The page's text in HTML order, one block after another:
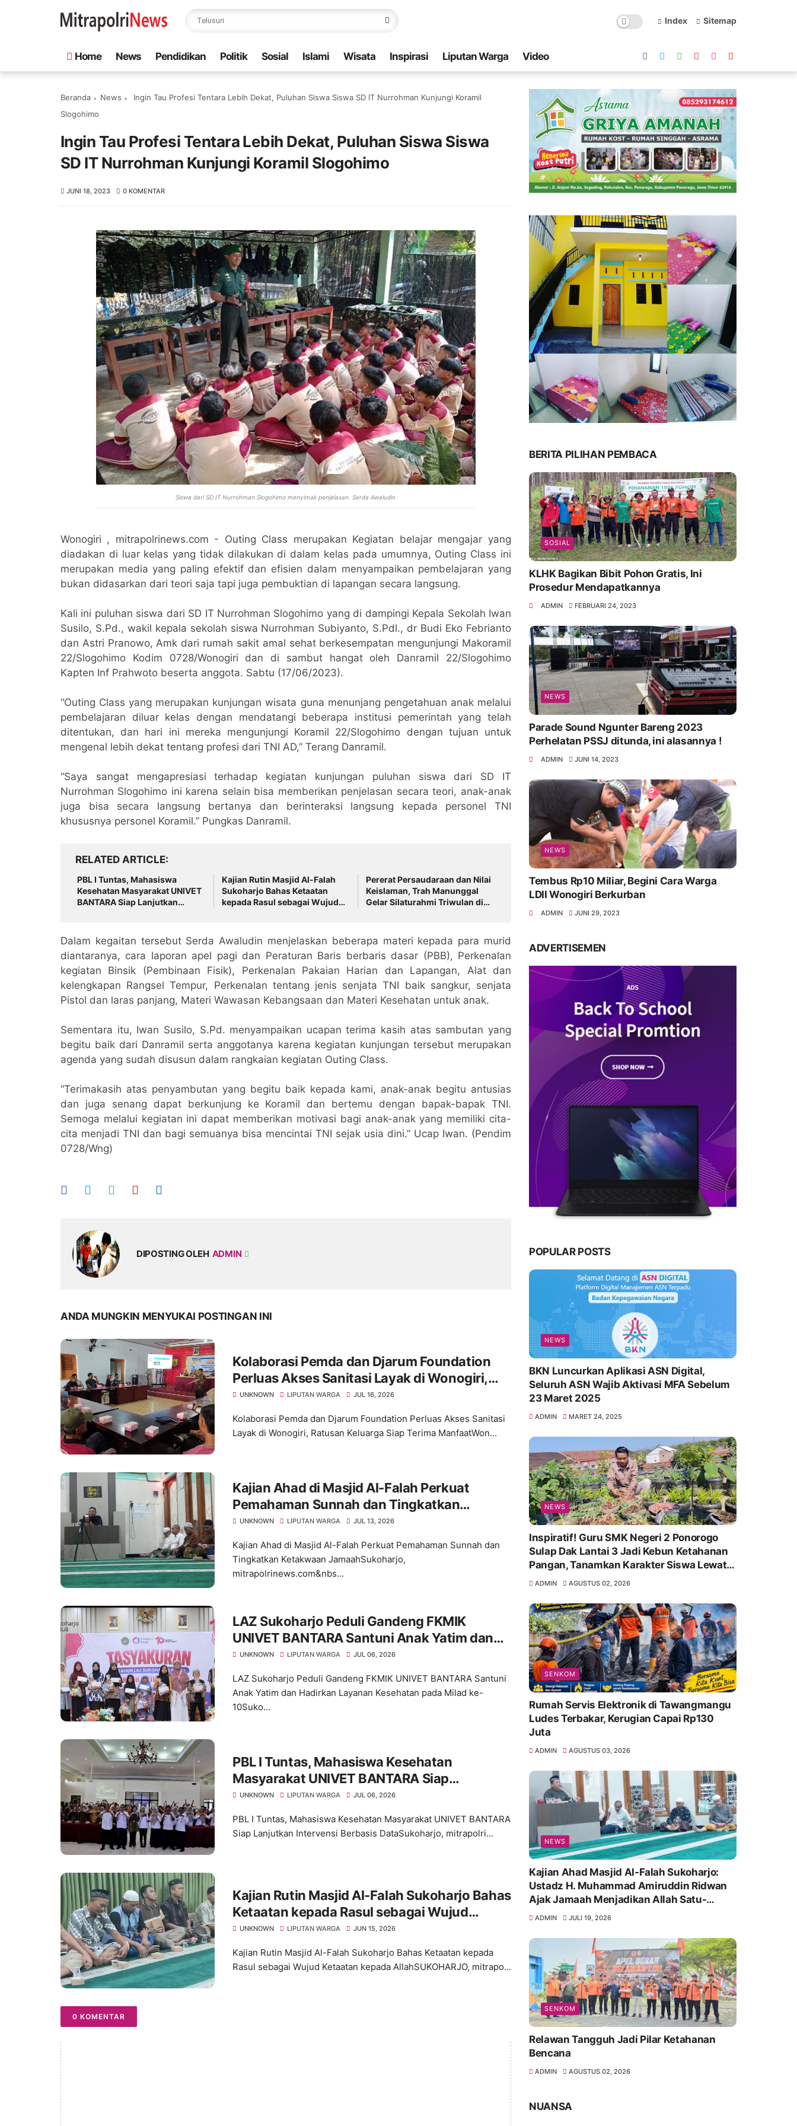
Index Sitemap
Home News Pendidikan Politik Sosial Islami Wisata Inspirasi Liputan Warga Video
Beranda News
Ingin Tau Profesi Tentara Lebih Dekat, Puluhan Siswa Siswa SD IT Nurrohman Kunjungi Koramil
Slogohimo
Ingin Tau Profesi Tentara Lebih Dekat, Puluhan Siswa Siswa
SD IT Nurrohman Kunjungi Koramil Slogohimo
JUNI 18, 2023 0 KOMENTAR
Siswa dari SD IT Nurrohman Slogohimo menyimak penjelasan Serda Awaludin
Wonogiri , mitrapolrinews.com - Outing Class merupakan Kegiatan belajar mengajar yang
diadakan di luar kelas yang tidak dilakukan di dalam kelas pada umumnya, Outing Class ini
merupakan media yang paling efektif dan efisien dalam menyampaikan pembelajaran yang
bukan didasarkan dari teori saja tapi juga pembuktian di lapangan secara langsung.
Kali ini puluhan siswa dari SD IT Nurrohman Slogohimo yang di dampingi Kepala Sekolah Iwan
Susilo, S.Pd., wakil kepala sekolah siswa Nurrohman Subiyanto, S.Pdl., dr Budi Eko Febrianto
dan Astri Pranowo, Amk dari rumah sakit amal sehat berkesempatan mengunjungi Makoramil
22/Slogohimo Kodim 0728/Wonogiri dan di sambut hangat oleh Danramil 22/Slogohimo
Kapten Inf Prahwoto beserta anggota. Sabtu (17/06/2023).
“Outing Class yang merupakan kunjungan wisata guna menunjang pengetahuan anak melalui
pembelajaran diluar kelas dengan mendatangi beberapa institusi pemerintah yang telah
ditentukan, dan hari ini mereka mengunjungi Koramil 22/Slogohimo dengan tujuan untuk
mengenal lebih dekat tentang profesi dari TNI AD,” Terang Danramil.
“Saya sangat mengapresiasi terhadap kegiatan kunjungan puluhan siswa dari SD IT
Nurrohman Slogohimo ini karena selain bisa memberikan penjelasan secara teori, anak-anak
juga bisa secara langsung bertanya dan berinteraksi langsung kepada personel TNI
khususnya personel Koramil.” Pungkas Danramil.
RELATED ARTICLE
PBL I Tuntas, Mahasiswa
Kesehatan Masyarakat UNIVET
BANTARA Siap Lanjutkan
Kajian Rutin Masjid Al-Falah
Sukoharjo Bahas Ketaatan
kepada Rasul sebagai Wujud
Pererat Persaudaraan dan Nilai
Keislaman, Trah Manunggal
Gelar Silaturahmi Triwulan di
Dalam kegaitan tersebut Serda Awaludin menjelaskan beberapa materi kepada para murid
diantaranya, cara laporan apel pagi dan Peraturan Baris berbaris dasar (PBB), Perkenalan
kegiatan Binsik (Pembinaan Fisik), Perkenalan Pakaian Harian dan Lapangan, Alat dan
kelengkapan Rangsel Tempur, Perkenalan tentang jenis senjata TNI baik sangkur, senjata
Pistol dan laras panjang, Materi Wawasan Kebangsaan dan Materi Kesehatan untuk anak.
Sementara itu, Iwan Susilo, S.Pd. menyampaikan ucapan terima kasih atas sambutan yang
begitu baik dari Danramil serta anggotanya karena kegiatan kunjungan tersebut merupakan
agenda yang sudah disusun dalam rangkaian kegiatan Outing Class.
“Terimakasih atas penyambutan yang begitu baik kepada kami, anak-anak begitu antusias
dan juga senang dapat berkunjung ke Koramil dan bertemu dengan bapak-bapak TNI.
Semoga melalui kegiatan ini dapat memberikan motivasi bagi anak-anak yang memiliki cita-
cita menjadi TNI dan bagi semuanya bisa mencintai TNI sejak usia dini.” Ucap Iwan. (Pendim
0728/Wng)
DIPOSTING OLEH ADMIN
ANDA MUNGKIN MENYUKAI POSTINGAN INI
Kolaborasi Pemda dan Djarum Foundation
Perluas Akses Sanitasi Layak di Wonogiri,
Ratusan Keluarga Siap Terima Manfaat
UNKNOWN LIPUTAN WARGA JUL 16, 2026
Kolaborasi Pemda dan Djarum Foundation Perluas Akses Sanitasi
Layak di Wonogiri, Ratusan Keluarga Siap Terima ManfaatWon...
Kajian Ahad di Masjid Al-Falah Perkuat
Pemahaman Sunnah dan Tingkatkan
Ketakwaan Jamaah
UNKNOWN LIPUTAN WARGA JUL 13, 2026
Kajian Ahad di Masjid Al-Falah Perkuat Pemahaman Sunnah dan
Tingkatkan Ketakwaan JamaahSukoharjo,
mitrapolrinews.com&nbs...
LAZ Sukoharjo Peduli Gandeng FKMIK
UNIVET BANTARA Santuni Anak Yatim dan
Hadirkan Layanan Kesehatan pada Milad ke-
UNKNOWN LIPUTAN WARGA JUL 06, 2026
LAZ Sukoharjo Peduli Gandeng FKMIK UNIVET BANTARA Santuni
Anak Yatim dan Hadirkan Layanan Kesehatan pada Milad ke-
10Suko...
PBL I Tuntas, Mahasiswa Kesehatan
Masyarakat UNIVET BANTARA Siap
Lanjutkan Intervensi Berbasis Data
UNKNOWN LIPUTAN WARGA JUL 06, 2026
PBL I Tuntas, Mahasiswa Kesehatan Masyarakat UNIVET BANTARA
Siap Lanjutkan Intervensi Berbasis DataSukoharjo, mitrapolri...
Kajian Rutin Masjid Al-Falah Sukoharjo Bahas
Ketaatan kepada Rasul sebagai Wujud
Ketaatan kepada Allah
UNKNOWN LIPUTAN WARGA JUN 15, 2026
Kajian Rutin Masjid Al-Falah Sukoharjo Bahas Ketaatan kepada
Rasul sebagai Wujud Ketaatan kepada AllahSUKOHARJO, mitrapo...
0 KOMENTAR
BERITA PILIHAN PEMBACA
SOSIAL
KLHK Bagikan Bibit Pohon Gratis, Ini
Prosedur Mendapatkannya
ADMIN FEBRUARI 24, 2023
NEWS
Parade Sound Ngunter Bareng 2023
Perhelatan PSSJ ditunda, ini alasannya !
ADMIN JUNI 14, 2023
NEWS
Tembus Rp10 Miliar, Begini Cara Warga
LDII Wonogiri Berkurban
ADMIN JUNI 29, 2023
ADVERTISEMEN
POPULAR POSTS
NEWS
BKN Luncurkan Aplikasi ASN Digital,
Seluruh ASN Wajib Aktivasi MFA Sebelum
23 Maret 2025
ADMIN MARET 24, 2025
NEWS
Inspiratif! Guru SMK Negeri 2 Ponorogo
Sulap Dak Lantai 3 Jadi Kebun Ketahanan
Pangan, Tanamkan Karakter Siswa Lewat
Aksi Nyata
ADMIN AGUSTUS 02, 2026
SENKOM
Rumah Servis Elektronik di Tawangmangu
Ludes Terbakar, Kerugian Capai Rp130
Juta
ADMIN AGUSTUS 03, 2026
NEWS
Kajian Ahad Masjid Al-Falah Sukoharjo:
Ustadz H. Muhammad Amiruddin Ridwan
Ajak Jamaah Menjadikan Allah Satu-
Satunya Tempat Bergantung
ADMIN JULI 19, 2026
SENKOM
Relawan Tangguh Jadi Pilar Ketahanan
Bencana
ADMIN AGUSTUS 02, 2026
NUANSA